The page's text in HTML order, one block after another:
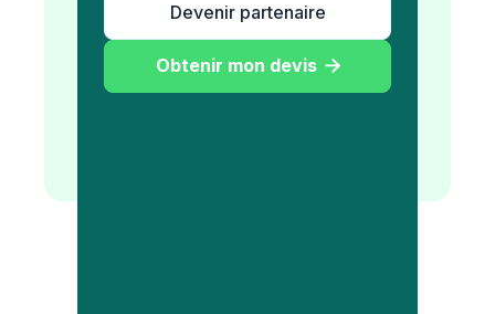
Devenir partenaire
Obtenir mon devis 